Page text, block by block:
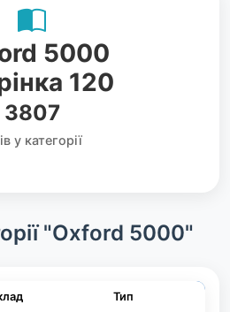
5000
120
3807
у категорії
"Oxford 5000"
Тип